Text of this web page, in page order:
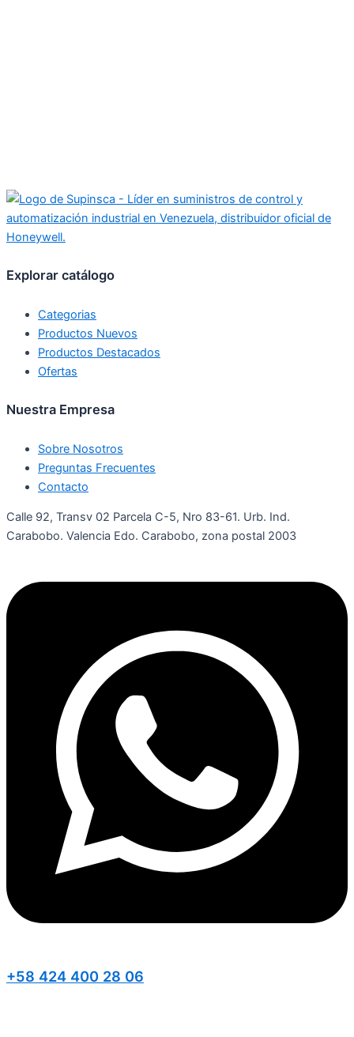
Explorar catálogo
Categorias
Productos Nuevos
Productos Destacados
Ofertas
Nuestra Empresa
Sobre Nosotros
Preguntas Frecuentes
Contacto
Calle 92, Transv 02 Parcela C-5, Nro 83-61. Urb. Ind.
Carabobo. Valencia Edo. Carabobo, zona postal 2003
+58 424 400 28 06